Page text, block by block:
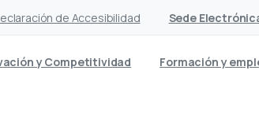
de Accesibilidad Sede
y Competitividad Formación y